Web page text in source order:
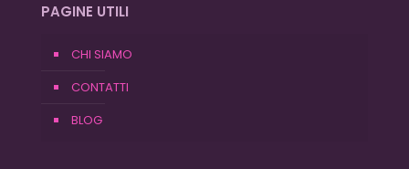
PAGINE UTILI
CHI SIAMO
CONTATTI
BLOG